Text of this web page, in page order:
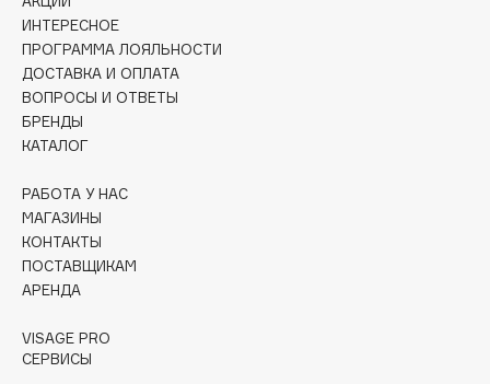
Collagenina
Consly
Corimo
CosRX
Cunzite
Curaprox
d'Alba
ИНТЕРЕСНОЕ
ПРОГРАММА ЛОЯЛЬНОСТИ
ДОСТАВКА И ОПЛАТА
ВОПРОСЫ И ОТВЕТЫ
БРЕНДЫ
КАТАЛОГ
РАБОТА У НАС
МАГАЗИНЫ
КОНТАКТЫ
ПОСТАВЩИКАМ
АРЕНДА
VISAGE PRO
СЕРВИСЫ